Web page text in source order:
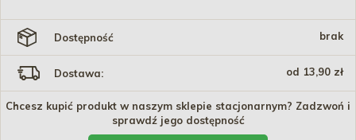
Dostępność brak
Dostawa: od 13,90 zł
Chcesz kupić produkt w naszym sklepie stacjonarnym? Zadzwoń i
sprawdź jego dostępność